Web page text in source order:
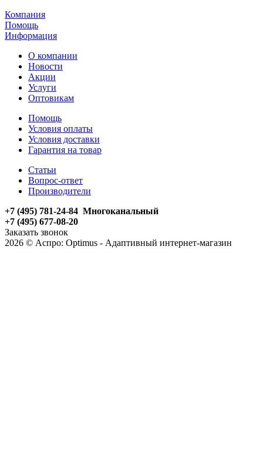
Компания
Помощь
Информация
О компании
Новости
Акции
Услуги
Оптовикам
Помощь
Условия оплаты
Условия доставки
Гарантия на товар
Статьи
Вопрос-ответ
Производители
+7 (495) 781-24-84 Многоканальный
+7 (495) 677-08-20
Заказать звонок
2026 © Аспро: Optimus - Адаптивный интернет-магазин